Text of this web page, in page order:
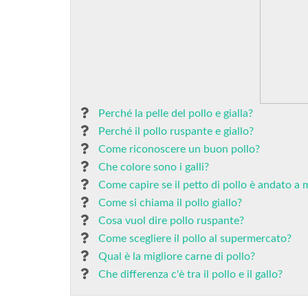
Perché la pelle del pollo e gialla?
Perché il pollo ruspante e giallo?
Come riconoscere un buon pollo?
Che colore sono i galli?
Come capire se il petto di pollo è andato a
Come si chiama il pollo giallo?
Cosa vuol dire pollo ruspante?
Come scegliere il pollo al supermercato?
Qual è la migliore carne di pollo?
Che differenza c'è tra il pollo e il gallo?